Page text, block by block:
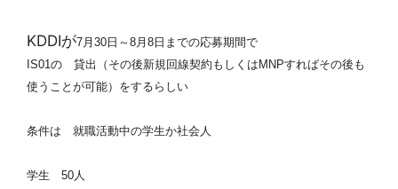
KDDIが7月30日～8月8日までの応募期間で
IS01の 貸出（その後新規回線契約もしくはMNPすればその後も
使うことが可能）をするらしい
条件は 就職活動中の学生か社会人
学生 50人